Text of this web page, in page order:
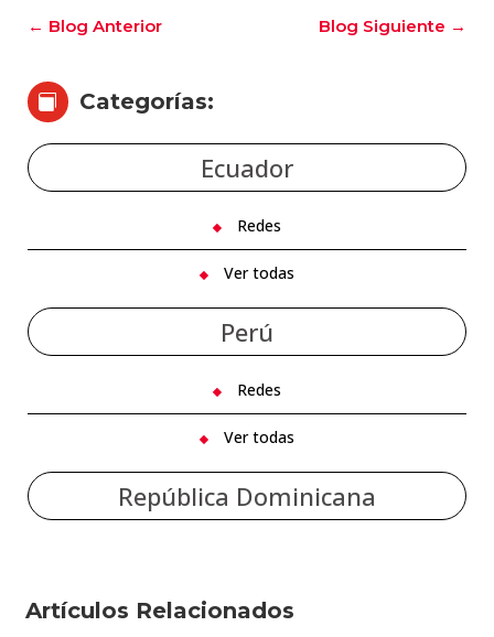
← Blog Anterior Blog Siguiente →
 Categorías:
Ecuador
Redes
Ver todas
Perú
Redes
Ver todas
República Dominicana
Artículos Relacionados